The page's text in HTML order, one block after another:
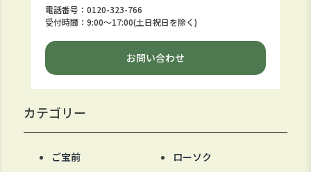
電話番号：0120-323-766
受付時間：9:00～17:00(土日祝日を除く)
お問い合わせ
カテゴリー
ご宝前
ローソク